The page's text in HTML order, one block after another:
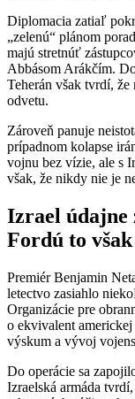
Diplomacia zatiaľ
„zelenú“ plánom
majú stretnúť
Abbásom Arákčím.
Teherán však tvrdí,
odvetu.
Zároveň panuje
prípadnom kolapse
vojnu bez vízie, ale s
však, že nikdy nie je
Izrael údajne
Fordú to
Premiér Benjamin
letectvo zasiahlo
Organizácie pre
o ekvivalent
výskum a vývoj
Do operácie sa
Izraelská armáda